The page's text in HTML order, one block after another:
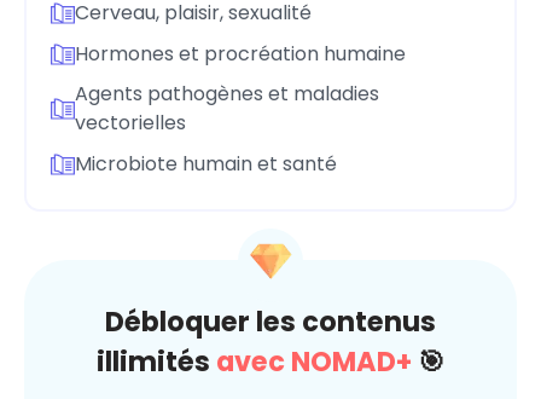
Cerveau, plaisir, sexualité
Hormones et procréation humaine
Agents pathogènes et maladies
vectorielles
Microbiote humain et santé
Débloquer les contenus
illimités avec NOMAD+ 🎯